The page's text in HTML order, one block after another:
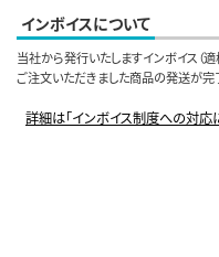
インボイスについて
当社から発行いたしますインボイス（適
ご注文いただきました商品の発送が完
詳細は「インボイス制度への対応